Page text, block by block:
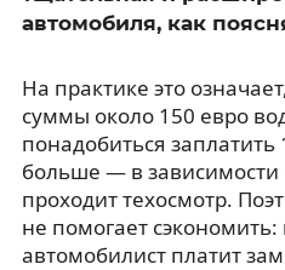
автомобиля, как
На практике это
суммы около 150 евро
понадобиться
больше — в зависимости
проходит техосмотр.
не помогает сэкономить:
автомобилист платит